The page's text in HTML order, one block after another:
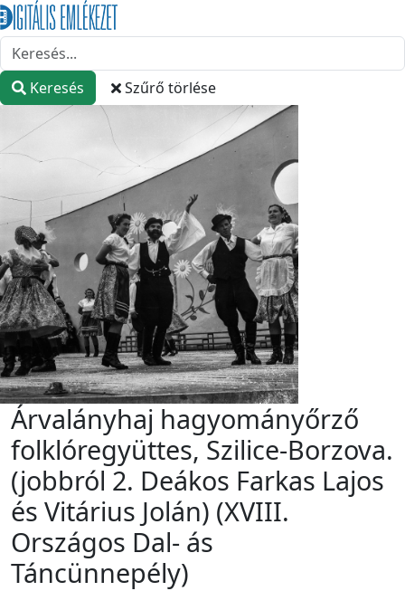
Keresés Szűrő törlése
Árvalányhaj hagyományőrző
folklóregyüttes, Szilice-Borzova.
(jobbról 2. Deákos Farkas Lajos
és Vitárius Jolán) (XVIII.
Országos Dal- ás
Táncünnepély)